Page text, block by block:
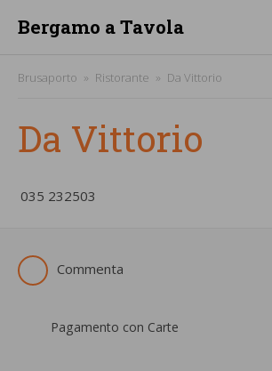
Bergamo a Tavola
Brusaporto Ristorante Da Vittorio
Da Vittorio
­035 232503
Commenta
Pagamento con Carte